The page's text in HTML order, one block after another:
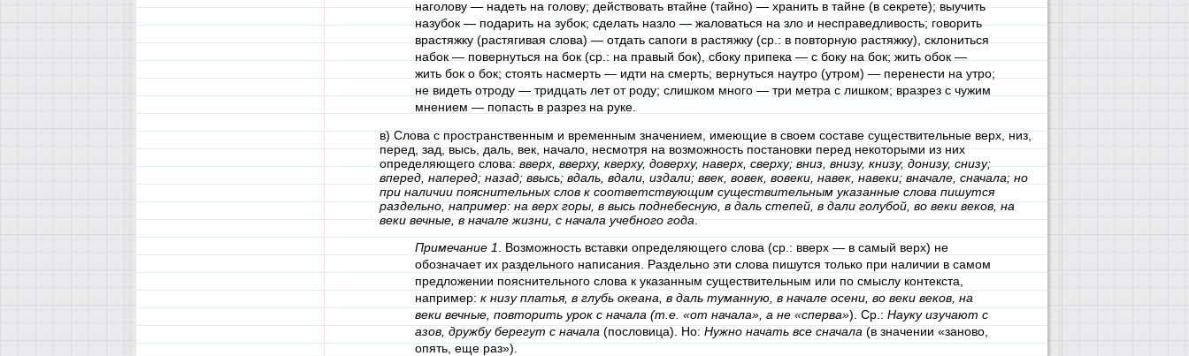
наголову — надеть на голову; действовать втайне (тайно) — хранить в тайне (в секрете); выучить
назубок — подарить на зубок; сделать назло — жаловаться на зло и несправедливость; говорить
врастяжку (растягивая слова) — отдать сапоги в растяжку (ср.: в повторную растяжку), склониться
набок — повернуться на бок (ср.: на правый бок), сбоку припека — с боку на бок; жить обок —
жить бок о бок; стоять насмерть — идти на смерть; вернуться наутро (утром) — перенести на утро;
не видеть отроду — тридцать лет от роду; слишком много — три метра с лишком; вразрез с чужим
мнением — попасть в разрез на руке.
в) Слова с пространственным и временным значением, имеющие в своем составе существительные верх, низ,
перед, зад, высь, даль, век, начало, несмотря на возможность постановки перед некоторыми из них
определяющего слова:вверх, вверху, кверху, доверху, наверх, сверху; вниз, внизу, книзу, донизу, снизу;
вперед, наперед; назад; ввысь; вдаль, вдали, издали; ввек, вовек, вовеки, навек, навеки; вначале, сначала; но
при наличии пояснительных слов к соответствующим существительным указанные слова пишутся
раздельно, например: на верх горы, в высь поднебесную, в даль степей, в дали голубой, во веки веков, на
веки вечные, в начале жизни, с начала учебного года.
Примечание 1 . Возможность вставки определяющего слова (ср.: вверх — в самый верх) не
обозначает их раздельного написания. Раздельно эти слова пишутся только при наличии в самом
предложении пояснительного слова к указанным существительным или по смыслу контекста,
например: к низу платья, в глубь океана, в даль туманную, в начале осени, во веки веков, на
веки вечные, повторить урок с начала (т.е. «от начала», а не «сперва»). Ср.: Науку изучают с
азов, дружбу берегут с начала (пословица). Но: Нужно начать все сначала (в значении «заново,
опять, еще раз»).